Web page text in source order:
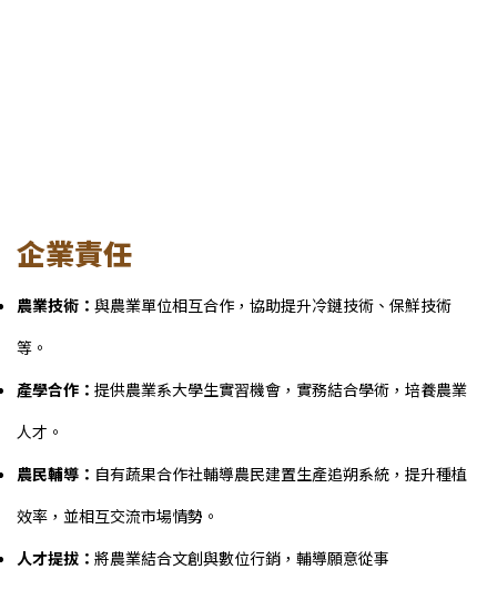
企業責任
農業技術： 與農業單位相互合作，協助提升冷鏈技術、保鮮技術
等。
產學合作： 提供農業系大學生實習機會，實務結合學術，培養農業
人才。
農民輔導： 自有蔬果合作社輔導農民建置生產追朔系統，提升種植
效率，並相互交流市場情勢。
人才提拔： 將農業結合文創與數位行銷，輔導願意從事